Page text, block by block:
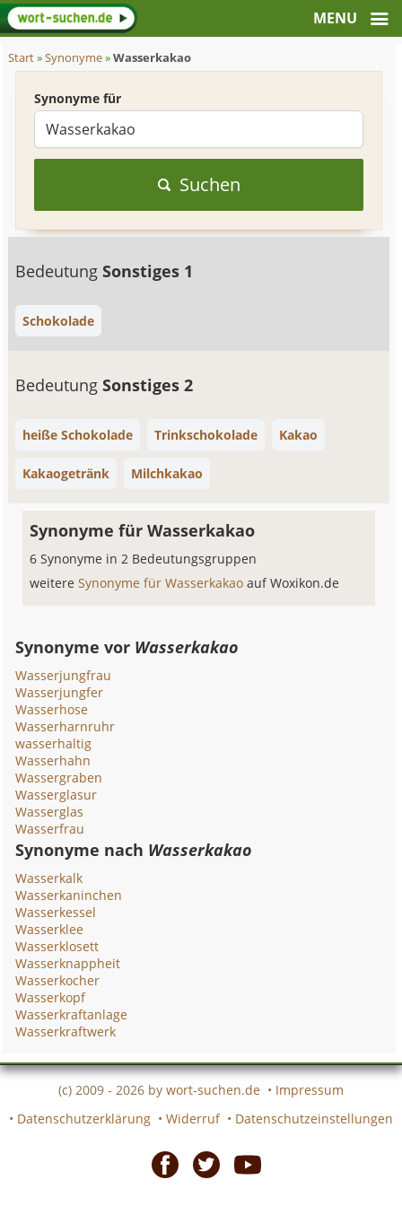
Start»Synonyme»Wasserkakao
Synonyme für
Suchen
BedeutungSonstiges 1
Schokolade
BedeutungSonstiges 2
heiße Schokolade Trinkschokolade Kakao
Kakaogetränk Milchkakao
Synonyme für Wasserkakao
6 Synonyme in 2 Bedeutungsgruppen
weitereSynonyme für Wasserkakaoauf Woxikon.de
Synonyme vor Wasserkakao
Wasserjungfrau
Wasserjungfer
Wasserhose
Wasserharnruhr
wasserhaltig
Wasserhahn
Wassergraben
Wasserglasur
Wasserglas
Wasserfrau
Synonyme nach Wasserkakao
Wasserkalk
Wasserkaninchen
Wasserkessel
Wasserklee
Wasserklosett
Wasserknappheit
Wasserkocher
Wasserkopf
Wasserkraftanlage
Wasserkraftwerk
(c) 2009 - 2026 by wort-suchen.de • Impressum
• Datenschutzerklärung • Widerruf • Datenschutzeinstellungen